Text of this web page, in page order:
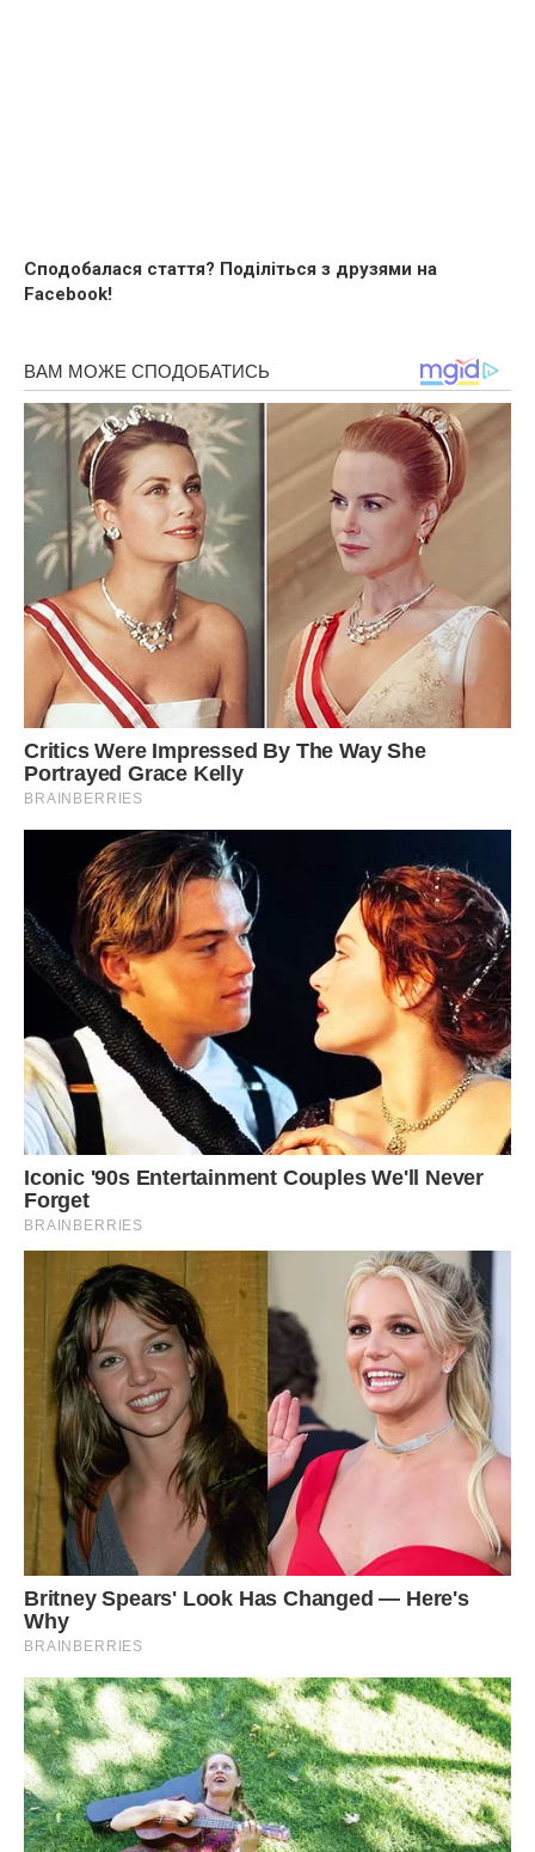
Сподобалася стаття? Поділіться з друзями на
Facebook!